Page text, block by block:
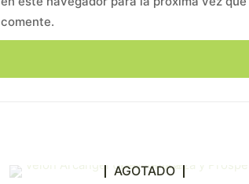
comente.
AGOTADO